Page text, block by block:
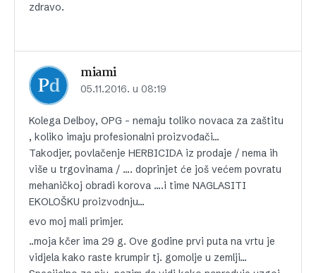
zdravo.
miami
05.11.2016. u 08:19
Kolega Delboy, OPG – nemaju toliko novaca za zaštitu
, koliko imaju profesionalni proizvođači…
Takodjer, povlačenje HERBICIDA iz prodaje / nema ih
više u trgovinama / …. doprinjet će još većem povratu
mehaničkoj obradi korova ….i time NAGLASITI
EKOLOŠKU proizvodnju…
evo moj mali primjer.
..moja kčer ima 29 g. Ove godine prvi puta na vrtu je
vidjela kako raste krumpir tj. gomolje u zemlji…